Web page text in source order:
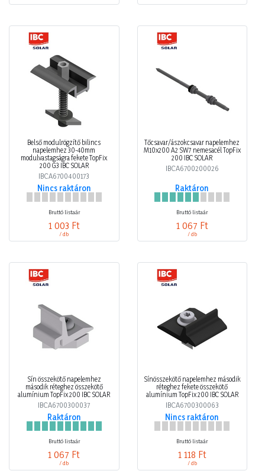
Belső modulrögzítő bilincs
napelemhez 30-40mm
modulvastagságra fekete TopFix
200 G3 IBC SOLAR
IBCA6700400173
Nincs raktáron
Bruttó listaár
1 003 Ft
/ db
Tőcsavar/ászokcsavar napelemhez
M10x200 A2 SW7 nemesacél TopFix
200 IBC SOLAR
IBCA6700200026
Raktáron
Bruttó listaár
1 067 Ft
/ db
Sín összekötő napelemhez
második réteghez összekötő
alumínium TopFix 200 IBC SOLAR
IBCA6700300037
Raktáron
Bruttó listaár
1 067 Ft
/ db
Sínösszekötő napelemhez második
réteghez fekete összekötő
alumínium TopFix 200 IBC SOLAR
IBCA6700300063
Nincs raktáron
Bruttó listaár
1 118 Ft
/ db